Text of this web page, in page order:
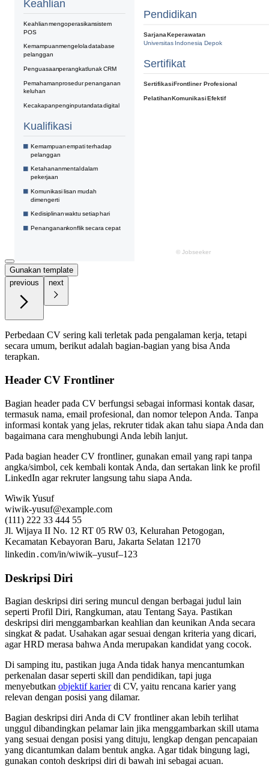
Gunakan template
previous
next
Perbedaan CV sering kali terletak pada pengalaman kerja, tetapi
secara umum, berikut adalah bagian-bagian yang bisa Anda
terapkan.
Header CV Frontliner
Bagian header pada CV berfungsi sebagai informasi kontak dasar,
termasuk nama, email profesional, dan nomor telepon Anda. Tanpa
informasi kontak yang jelas, rekruter tidak akan tahu siapa Anda dan
bagaimana cara menghubungi Anda lebih lanjut.
Pada bagian header CV frontliner, gunakan email yang rapi tanpa
angka/simbol, cek kembali kontak Anda, dan sertakan link ke profil
LinkedIn agar rekruter langsung tahu siapa Anda.
Wiwik Yusuf
wiwik-yusuf@example.com
(111) 222 33 444 55
Jl. Wijaya II No. 12 RT 05 RW 03, Kelurahan Petogogan,
Kecamatan Kebayoran Baru, Jakarta Selatan 12170
linkedin․com/in/wiwik–yusuf–123
Deskripsi Diri
Bagian deskripsi diri sering muncul dengan berbagai judul lain
seperti Profil Diri, Rangkuman, atau Tentang Saya. Pastikan
deskripsi diri menggambarkan keahlian dan keunikan Anda secara
singkat & padat. Usahakan agar sesuai dengan kriteria yang dicari,
agar HRD merasa bahwa Anda merupakan kandidat yang cocok.
Di samping itu, pastikan juga Anda tidak hanya mencantumkan
perkenalan dasar seperti skill dan pendidikan, tapi juga
menyebutkan objektif karierdi CV, yaitu rencana karier yang
relevan dengan posisi yang dilamar.
Bagian deskripsi diri Anda di CV frontliner akan lebih terlihat
unggul dibandingkan pelamar lain jika menggambarkan skill utama
yang sesuai dengan posisi yang dituju, lengkap dengan pencapaian
yang dicantumkan dalam bentuk angka. Agar tidak bingung lagi,
gunakan contoh deskripsi diri di bawah ini sebagai acuan.